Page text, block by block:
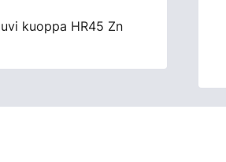
kuoppa HR45 Zn